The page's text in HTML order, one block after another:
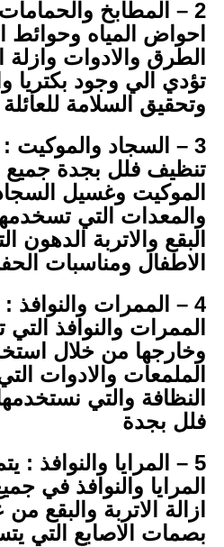
2 – المطابخ
احواض المياه
الطرق والادوات
تؤدي الي وجود بكتريا
وتحقيق السلامة
3 – السجاد
تنظيف فلل بجدة
الموكيت وغسيل
والمعدات التي
البقع والاتربة الدهون
الاطفال ومناسبات
4 – الممرات
الممرات والنوافذ
وخارجها من خلال
الملمعات والادوات
النظافة والتي
فلل بجدة
5 – المرايا والنوافذ
المرايا والنوافذ في
ازالة الاتربة والبقع
بصمات الاصابع التي